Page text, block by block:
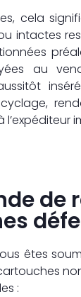
cela
intactes
au
de
êtes
: